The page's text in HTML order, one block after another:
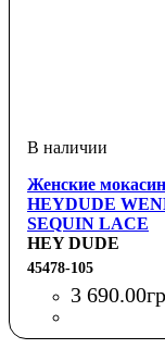
Женские
HEYDUDE
SEQUIN LACE
HEY DUDE
45478-105
3 690.00